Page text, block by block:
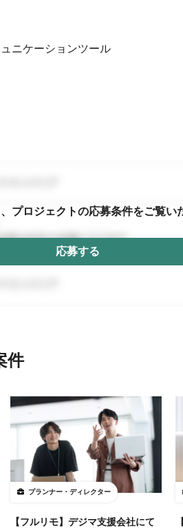
ニケーションツール
プロジェクトの応募条件をご覧い
応募する
件
プランナー・ディレクター
【フルリモ】デジマ支援会社にて